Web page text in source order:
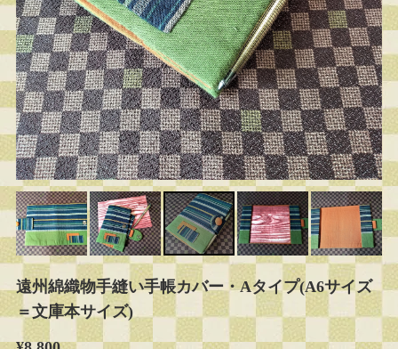
遠州綿織物手縫い手帳カバー・Aタイプ(A6サイズ
＝文庫本サイズ)